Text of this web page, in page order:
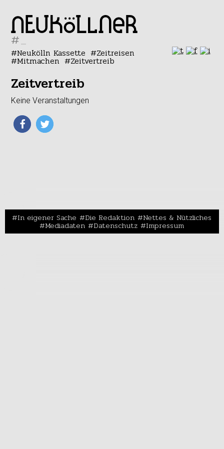
#
Neukölln Kassette Zeitreisen
Mitmachen Zeitvertreib
Zeitvertreib
Keine Veranstaltungen
In eigener Sache Die Redaktion Nettes & Nützliches
Mediadaten Datenschutz Impressum